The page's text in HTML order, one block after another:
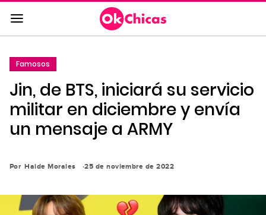
Saltar
al
contenido
a
la
navegación
principal
Famosos
Jin, de BTS, iniciará su servicio
militar en diciembre y envía
un mensaje a ARMY
Por Haide Morales 25 de noviembre de 2022